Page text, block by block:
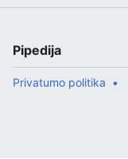
Pipedija
Privatumo politika